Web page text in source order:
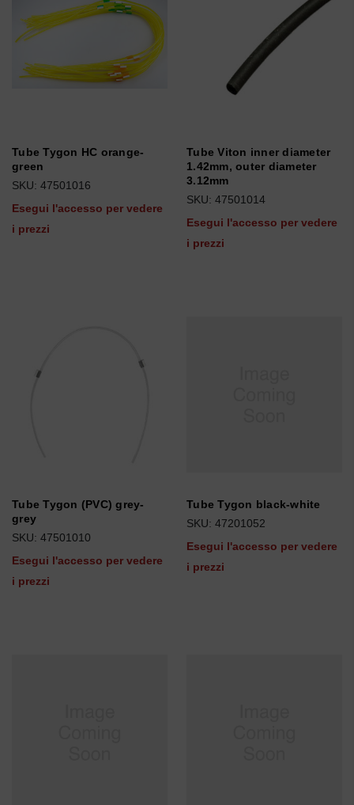
Tube Tygon HC orange-
green
SKU: 47501016
Esegui l'accesso per vedere
i prezzi
Tube Viton inner diameter
1.42mm, outer diameter
3.12mm
SKU: 47501014
Esegui l'accesso per vedere
i prezzi
Tube Tygon (PVC) grey-
grey
SKU: 47501010
Esegui l'accesso per vedere
i prezzi
Tube Tygon black-white
SKU: 47201052
Esegui l'accesso per vedere
i prezzi